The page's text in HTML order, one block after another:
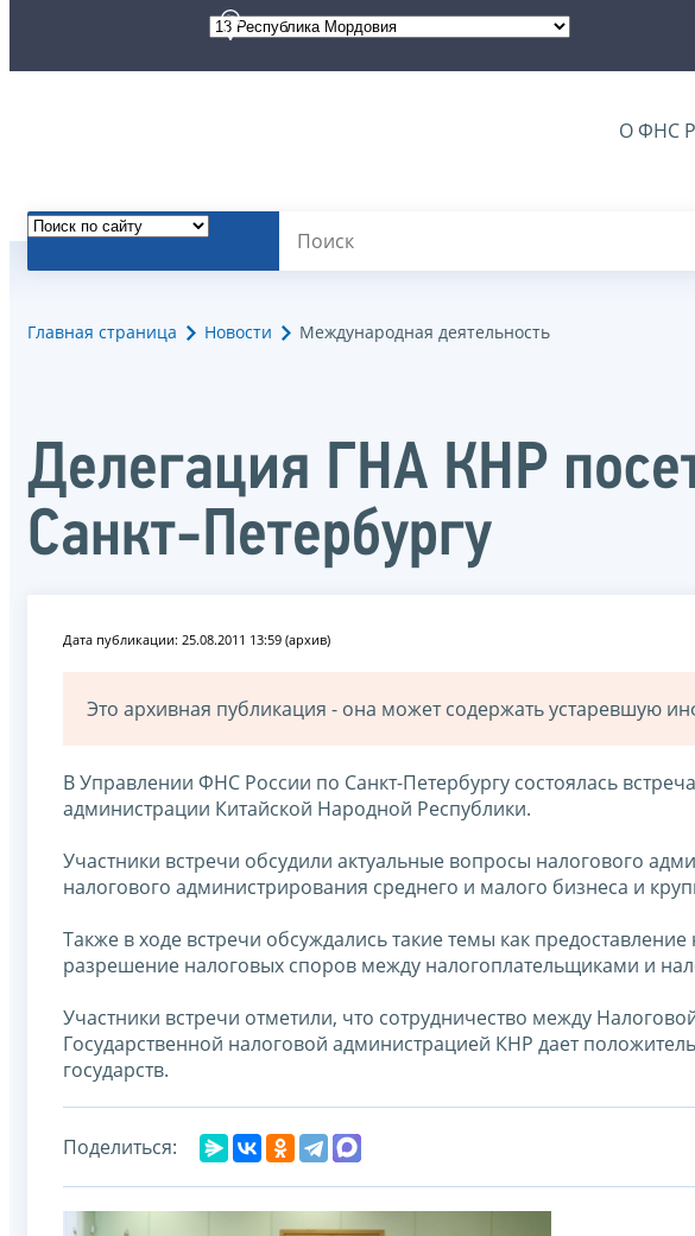
О ФНС
Главная страница Новости Международная деятельность
Делегация ГНА КНР
Санкт-Петербургу
Дата публикации: 25.08.2011 13:59 (архив)
Это архивная публикация - она может содержать устаревшую
В Управлении ФНС России по Санкт-Петербургу состоялась
администрации Китайской Народной Республики.
Участники встречи обсудили актуальные вопросы налогового
налогового администрирования среднего и малого бизнеса и
Также в ходе встречи обсуждались такие темы как
разрешение налоговых споров между налогоплательщиками и
Участники встречи отметили, что сотрудничество между
Государственной налоговой администрацией КНР дает
государств.
Поделиться: